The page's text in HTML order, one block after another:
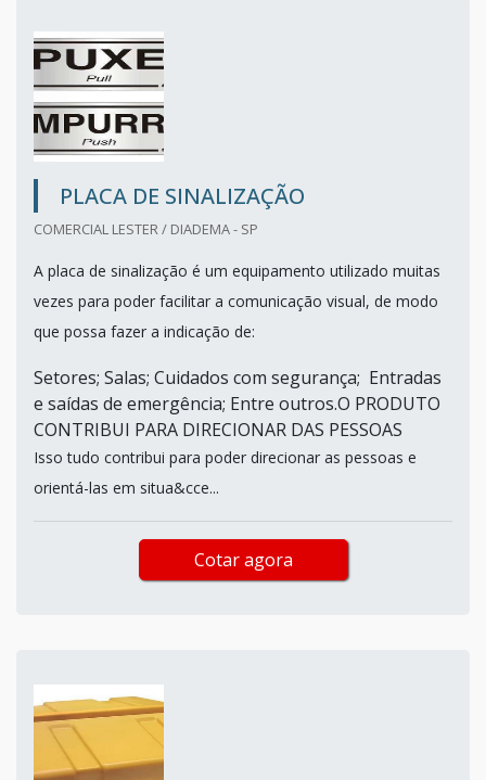
PLACA DE SINALIZAÇÃO
COMERCIAL LESTER / DIADEMA - SP
A placa de sinalização é um equipamento utilizado muitas
vezes para poder facilitar a comunicação visual, de modo
que possa fazer a indicação de:
Setores; Salas; Cuidados com segurança; Entradas
e saídas de emergência; Entre outros.O PRODUTO
CONTRIBUI PARA DIRECIONAR DAS PESSOAS
Isso tudo contribui para poder direcionar as pessoas e
orientá-las em situa&cce...
Cotar agora